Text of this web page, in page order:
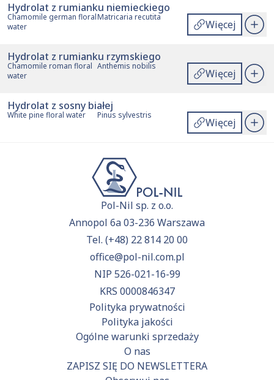
Hydrolat z rumianku niemieckiego
Chamomile german floral
water
Matricaria recutita
Więcej
Hydrolat z rumianku rzymskiego
Chamomile roman floral
water
Anthemis nobilis
Więcej
Hydrolat z sosny białej
White pine floral water Pinus sylvestris
Więcej
Pol-Nil sp. z o.o.
Annopol 6a 03-236 Warszawa
Tel. (+48) 22 814 20 00
office@pol-nil.com.pl
NIP 526-021-16-99
KRS 0000846347
Polityka prywatności
Polityka jakości
Ogólne warunki sprzedaży
O nas
ZAPISZ SIĘ DO NEWSLETTERA